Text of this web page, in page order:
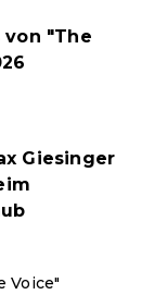
von "The
Giesinger
Voice"